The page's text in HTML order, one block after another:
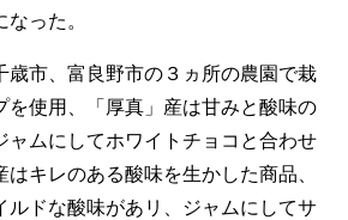
った。
市、富良野市の３ヵ所の農園で栽
を使用、「厚真」産は甘みと酸味の
ャムにしてホワイトチョコと合わせ
キレのある酸味を生かした商品、
ルドな酸味があリ、ジャムにしてサ